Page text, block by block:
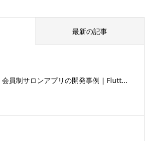
最新の記事
会員制サロンアプリの開発事例｜Flutt...